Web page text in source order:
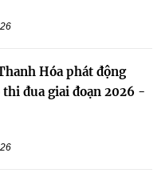
Hóa phát động
đua giai đoạn 2026 -